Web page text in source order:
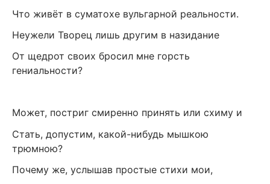
Что живёт в суматохе вульгарной реальности.
Неужели Творец лишь другим в назидание
От щедрот своих бросил мне горсть
гениальности?
Может, постриг смиренно принять или схиму и
Стать, допустим, какой-нибудь мышкою
трюмною?
Почему же, услышав простые стихи мои,